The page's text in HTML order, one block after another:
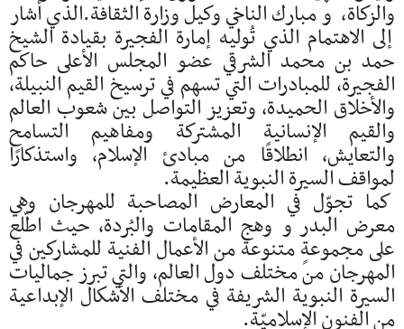
والزكاة، و مبارك الناخي وكيل وزارة الثقافة.الذي أشار
إلى الاهتمام الذي تُوليه إمارة الفجيرة بقيادة الشيخ
حمد بن محمد الشرقي عضو المجلس الأعلى حاكم
الفجيرة، للمبادرات التي تسهم في ترسيخ القيم النبيلة،
والأخلاق الحميدة، وتعزيز التواصل بين شعوب العالم
والقيم الإنسانية المشتركة ومفاهيم التسامح
والتعايش، انطلاقًا من مبادئ الإسلام، واستذكارًا
لمواقف السيرة النبوية العظيمة.
كما تجوّل في المعارض المصاحبة للمهرجان وهي
معرض البدر و وهج المقامات والبُردة، حيث اطّلع
على مجموعةٍ متنوعة من الأعمال الفنية للمشاركين في
المهرجان من مختلف دول العالم، والتي تبرز جماليات
السيرة النبوية الشريفة في مختلف الأشكال الإبداعية
من الفنون الإسلاميّة.